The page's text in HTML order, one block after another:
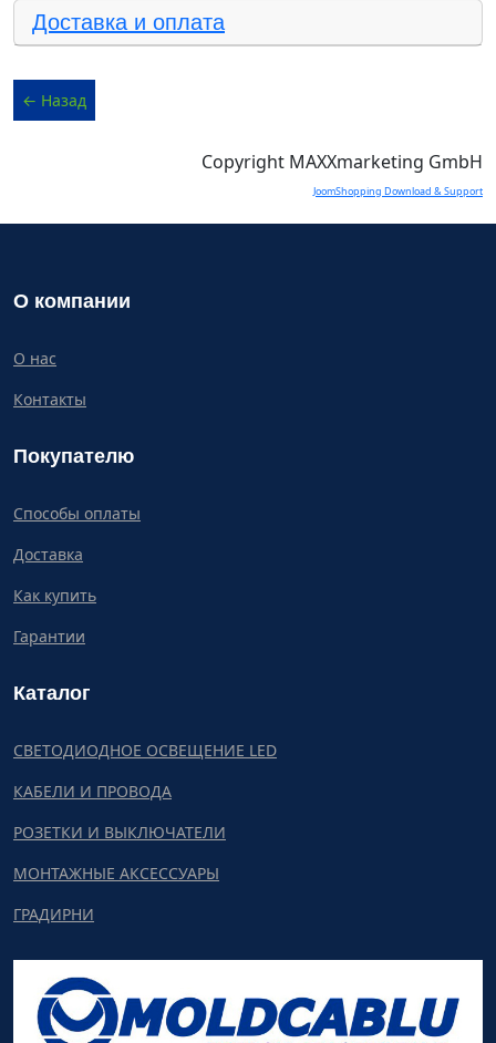
Доставка и оплата
Copyright MAXXmarketing GmbH
JoomShopping Download & Support
О компании
О нас
Контакты
Покупателю
Способы оплаты
Доставка
Как купить
Гарантии
Каталог
СВЕТОДИОДНОЕ ОСВЕЩЕНИЕ LED
КАБЕЛИ И ПРОВОДА
РОЗЕТКИ И ВЫКЛЮЧАТЕЛИ
МОНТАЖНЫЕ АКСЕССУАРЫ
ГРАДИРНИ